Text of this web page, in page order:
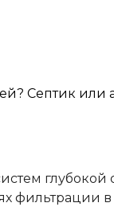
Септик или
фильтрации в